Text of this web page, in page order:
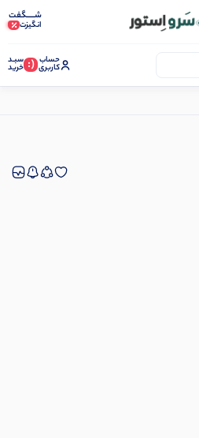
شـــــگفت
انگیزت
حساب
کاربری (: سبـد
خرید